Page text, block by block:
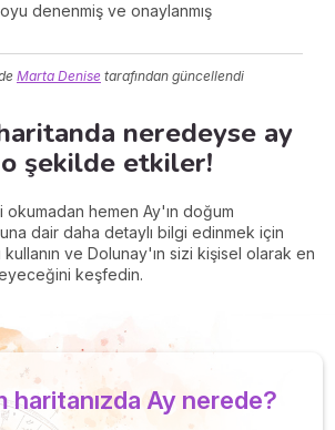
denenmiş ve onaylanmış
Marta Denise tarafından güncellendi
neredeyse ay
şekilde etkiler!
hemen Ay'ın doğum
dair daha detaylı bilgi edinmek için
kullanın ve Dolunay'ın sizi kişisel olarak en
keşfedin.
haritanızda Ay nerede?